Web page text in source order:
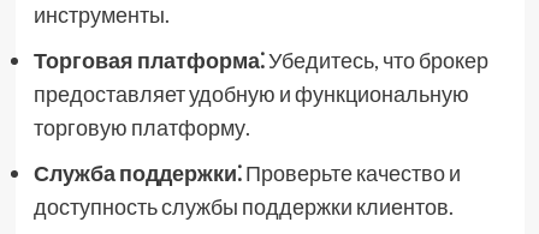
инструменты.
Торговая платформа⁚Убедитесь, что брокер
предоставляет удобную и функциональную
торговую платформу.
Служба поддержки⁚Проверьте качество и
доступность службы поддержки клиентов.